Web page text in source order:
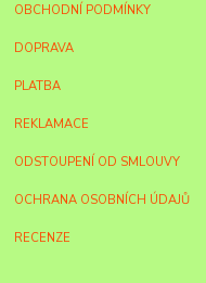
OBCHODNÍ PODMÍNKY
DOPRAVA
PLATBA
REKLAMACE
ODSTOUPENÍ OD SMLOUVY
OCHRANA OSOBNÍCH ÚDAJŮ
RECENZE